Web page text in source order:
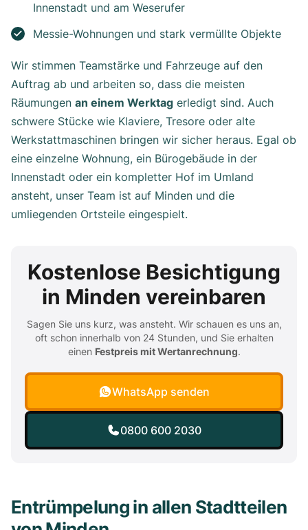
Innenstadt und am Weserufer
Messie-Wohnungen und stark vermüllte Objekte
Wir stimmen Teamstärke und Fahrzeuge auf den
Auftrag ab und arbeiten so, dass die meisten
Räumungen an einem Werktag erledigt sind. Auch
schwere Stücke wie Klaviere, Tresore oder alte
Werkstattmaschinen bringen wir sicher heraus. Egal ob
eine einzelne Wohnung, ein Bürogebäude in der
Innenstadt oder ein kompletter Hof im Umland
ansteht, unser Team ist auf Minden und die
umliegenden Ortsteile eingespielt.
Kostenlose Besichtigung
in Minden vereinbaren
Sagen Sie uns kurz, was ansteht. Wir schauen es uns an,
oft schon innerhalb von 24 Stunden, und Sie erhalten
einen Festpreis mit Wertanrechnung.
WhatsApp senden
0800 600 2030
Entrümpelung in allen Stadtteilen